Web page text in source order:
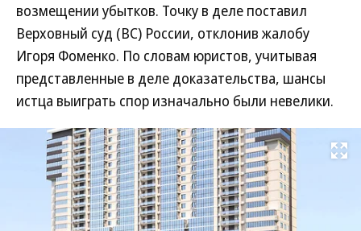
возмещении убытков. Точку в деле поставил
Верховный суд (ВС) России, отклонив жалобу
Игоря Фоменко. По словам юристов, учитывая
представленные в деле доказательства, шансы
истца выиграть спор изначально были невелики.
Развернуть